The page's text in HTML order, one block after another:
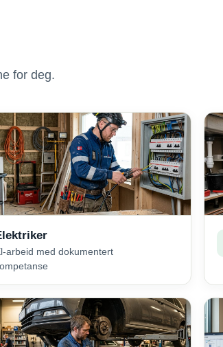
for deg.
arbeid med dokumentert